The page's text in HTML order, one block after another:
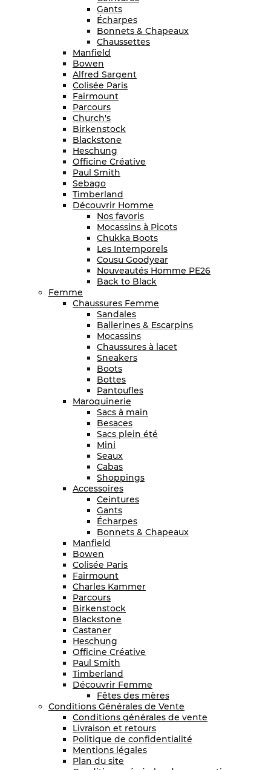
Gants
Écharpes
Bonnets & Chapeaux
Chaussettes
Manfield
Bowen
Alfred Sargent
Colisée Paris
Fairmount
Parcours
Church's
Birkenstock
Blackstone
Heschung
Officine Créative
Paul Smith
Sebago
Timberland
Découvrir Homme
Nos favoris
Mocassins à Picots
Chukka Boots
Les Intemporels
Cousu Goodyear
Nouveautés Homme PE26
Back to Black
Femme
Chaussures Femme
Sandales
Ballerines & Escarpins
Mocassins
Chaussures à lacet
Sneakers
Boots
Bottes
Pantoufles
Maroquinerie
Sacs à main
Besaces
Sacs plein été
Mini
Seaux
Cabas
Shoppings
Accessoires
Ceintures
Gants
Écharpes
Bonnets & Chapeaux
Manfield
Bowen
Colisée Paris
Fairmount
Charles Kammer
Parcours
Birkenstock
Blackstone
Castaner
Heschung
Officine Créative
Paul Smith
Timberland
Découvrir Femme
Fêtes des mères
Conditions Générales de Vente
Conditions générales de vente
Livraison et retours
Politique de confidentialité
Mentions légales
Plan du site